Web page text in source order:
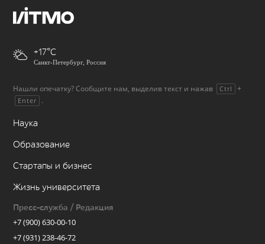
+17
Санкт-Петербург, Россия
Нашли опечатку? Сообщите нам, выделив текст и нажав Ctrl +
Enter .
Наука
Образование
Стартапы и бизнес
Жизнь университета
Пресс-служба / Редакция
+7 (900) 630-00-10
+7 (931) 238-46-72